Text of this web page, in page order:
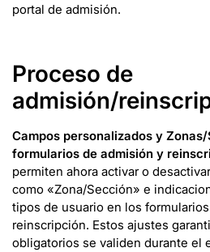
portal de admisión.
Proceso de
admisión/
Campos personalizados y
formularios de admisión y
permiten ahora activar o
como «Zona/Sección» e
tipos de usuario en los
reinscripción. Estos ajustes
obligatorios se validen durante el